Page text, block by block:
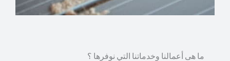
ما هى أعمالنا وخدماتنا التي نوفرها ؟